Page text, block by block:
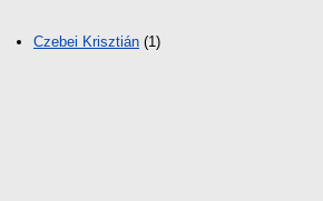
Czebei Krisztián (1)